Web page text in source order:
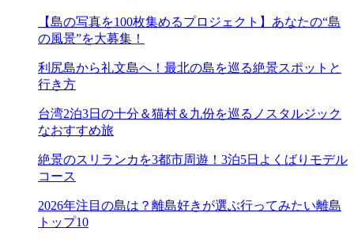
【島の写真を100枚集めるプロジェクト】あなたの“島
の風景”を大募集！
利尻島から礼文島へ！最北の島を巡る絶景スポットと
行き方
台湾2泊3日の十分＆猫村＆九份を巡るノスタルジック
なおすすめ旅
絶景のスリランカを3都市周遊！3泊5日よくばりモデル
コース
2026年注目の島は？離島好きが選ぶ行ってみたい離島
トップ10